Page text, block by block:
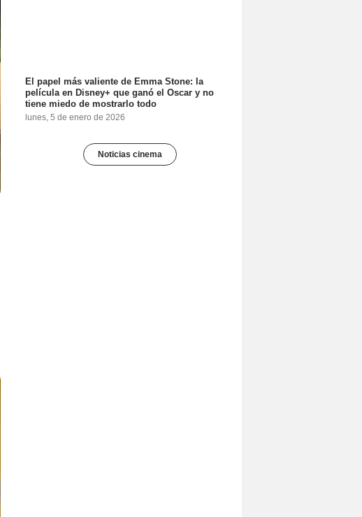
El papel más valiente de Emma Stone: la
película en Disney+ que ganó el Oscar y no
tiene miedo de mostrarlo todo
lunes, 5 de enero de 2026
Noticias cinema